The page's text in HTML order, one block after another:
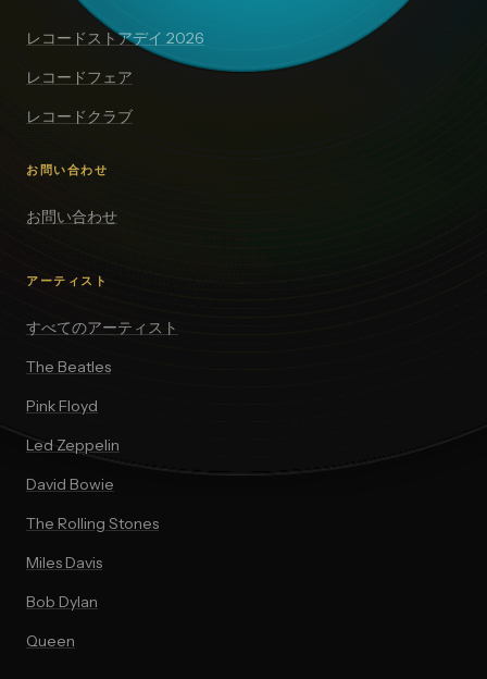
レコードストアデイ 2026
レコードフェア
レコードクラブ
お問い合わせ
お問い合わせ
アーティスト
すべてのアーティスト
The Beatles
Pink Floyd
Led Zeppelin
David Bowie
The Rolling Stones
Miles Davis
Bob Dylan
Queen